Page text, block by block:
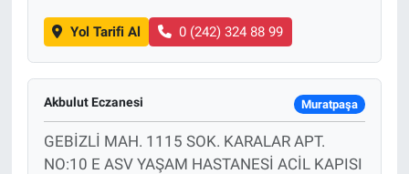
Yol Tarifi Al 0 (242) 324 88 99
Akbulut Eczanesi Muratpaşa
GEBİZLİ MAH. 1115 SOK. KARALAR APT.
NO:10 E ASV YAŞAM HASTANESİ ACİL KAPISI